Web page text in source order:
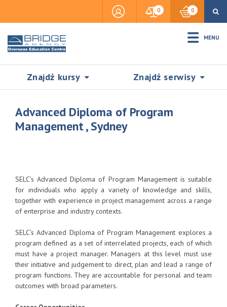
0 0
MENU
Znajdź kursy Znajdź serwisy
SZUKAJ
Accommodation
Visas & Legal Stay
Advanced Diploma of Program
Management , Sydney
SELC’s Advanced Diploma of Program Management is suitable
for individuals who apply a variety of knowledge and skills,
together with experience in project management across a range
of enterprise and industry contexts.
SELC’s Advanced Diploma of Program Management explores a
program defined as a set of interrelated projects, each of which
must have a project manager. Managers at this level must use
their initiative and judgement to direct, plan and lead a range of
program functions. They are accountable for personal and team
outcomes with broad parameters.